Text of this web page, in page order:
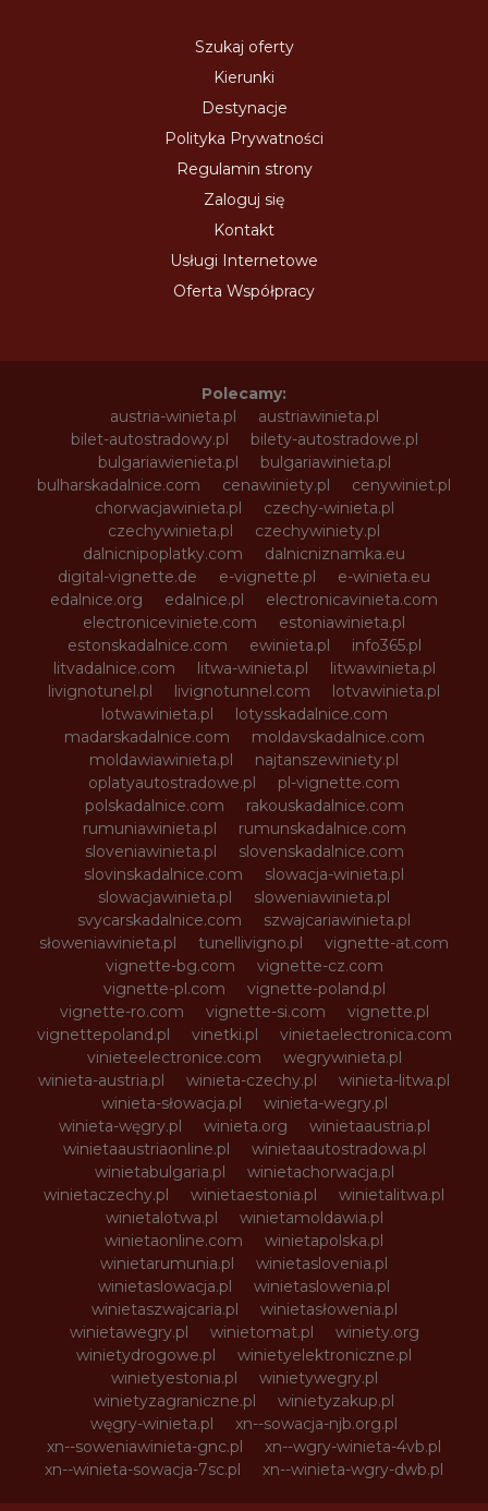
Szukaj oferty
Kierunki
Destynacje
Polityka Prywatności
Regulamin strony
Zaloguj się
Kontakt
Usługi Internetowe
Oferta Współpracy
Polecamy:
austria-winieta.pl
austriawinieta.pl
bilet-autostradowy.pl
bilety-autostradowe.pl
bulgariawienieta.pl
bulgariawinieta.pl
bulharskadalnice.com
cenawiniety.pl
cenywiniet.pl
chorwacjawinieta.pl
czechy-winieta.pl
czechywinieta.pl
czechywiniety.pl
dalnicnipoplatky.com
dalnicniznamka.eu
digital-vignette.de
e-vignette.pl
e-winieta.eu
edalnice.org
edalnice.pl
electronicavinieta.com
electroniceviniete.com
estoniawinieta.pl
estonskadalnice.com
ewinieta.pl
info365.pl
litvadalnice.com
litwa-winieta.pl
litwawinieta.pl
livignotunel.pl
livignotunnel.com
lotvawinieta.pl
lotwawinieta.pl
lotysskadalnice.com
madarskadalnice.com
moldavskadalnice.com
moldawiawinieta.pl
najtanszewiniety.pl
oplatyautostradowe.pl
pl-vignette.com
polskadalnice.com
rakouskadalnice.com
rumuniawinieta.pl
rumunskadalnice.com
sloveniawinieta.pl
slovenskadalnice.com
slovinskadalnice.com
slowacja-winieta.pl
slowacjawinieta.pl
sloweniawinieta.pl
svycarskadalnice.com
szwajcariawinieta.pl
słoweniawinieta.pl
tunellivigno.pl
vignette-at.com
vignette-bg.com
vignette-cz.com
vignette-pl.com
vignette-poland.pl
vignette-ro.com
vignette-si.com
vignette.pl
vignettepoland.pl
vinetki.pl
vinietaelectronica.com
vinieteelectronice.com
wegrywinieta.pl
winieta-austria.pl
winieta-czechy.pl
winieta-litwa.pl
winieta-słowacja.pl
winieta-wegry.pl
winieta-węgry.pl
winieta.org
winietaaustria.pl
winietaaustriaonline.pl
winietaautostradowa.pl
winietabulgaria.pl
winietachorwacja.pl
winietaczechy.pl
winietaestonia.pl
winietalitwa.pl
winietalotwa.pl
winietamoldawia.pl
winietaonline.com
winietapolska.pl
winietarumunia.pl
winietaslovenia.pl
winietaslowacja.pl
winietaslowenia.pl
winietaszwajcaria.pl
winietasłowenia.pl
winietawegry.pl
winietomat.pl
winiety.org
winietydrogowe.pl
winietyelektroniczne.pl
winietyestonia.pl
winietywegry.pl
winietyzagraniczne.pl
winietyzakup.pl
węgry-winieta.pl
xn--sowacja-njb.org.pl
xn--soweniawinieta-gnc.pl
xn--wgry-winieta-4vb.pl
xn--winieta-sowacja-7sc.pl
xn--winieta-wgry-dwb.pl